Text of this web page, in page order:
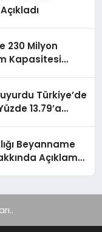
230 Milyon
Kapasitesi
Türkiye’de
13.79’a
Beyanname
Açıklama